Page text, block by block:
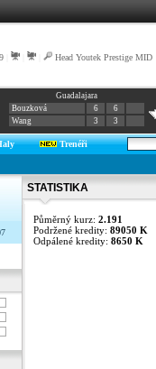
Head Youtek Prestige MID
Guadalajara
Bouzková
6
6
Wang
3 3
Trenéři
STATISTIKA
Půměrný kurz: 2.191
Podržené kredity: 89050 K
Odpálené kredity: 8650 K